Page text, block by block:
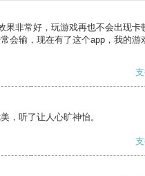
果非常好，玩游戏再也不会出现卡
会输，现在有了这个app，我的游
，听了让人心旷神怡。